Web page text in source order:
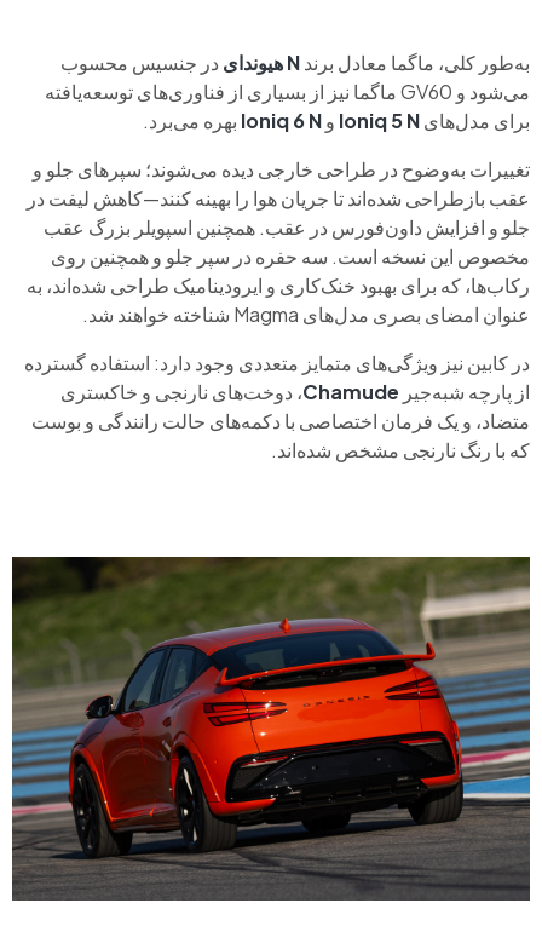
به‌طور کلی، ماگما معادل برندN هیوندای
در جنسیس محسوب
می‌شود و GV60 ماگما نیز از بسیاری از فناوری‌های توسعه‌یافته
برای مدل‌هایIoniq 5 N وIoniq 6 N بهره می‌برد.
تغییرات به‌وضوح در طراحی خارجی دیده می‌شوند؛ سپرهای جلو و
عقب بازطراحی شده‌اند تا جریان هوا را بهینه کنند—کاهش لیفت در
جلو و افزایش داون‌فورس در عقب. همچنین اسپویلر بزرگ عقب
مخصوص این نسخه است. سه حفره در سپر جلو و همچنین روی
رکاب‌ها، که برای بهبود خنک‌کاری و ایرودینامیک طراحی شده‌اند، به
عنوان امضای بصری مدل‌های Magma شناخته خواهند شد.
در کابین نیز ویژگی‌های متمایز متعددی وجود دارد: استفاده گسترده
از پارچه شبه‌جیر Chamude، دوخت‌های نارنجی و خاکستری
متضاد، و یک فرمان اختصاصی با دکمه‌های حالت رانندگی و بوست
که با رنگ نارنجی مشخص شده‌اند.